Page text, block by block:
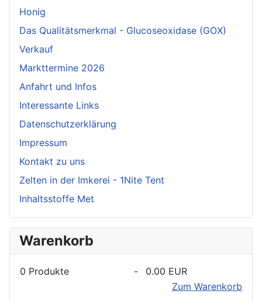
Honig
Das Qualitätsmerkmal - Glucoseoxidase (GOX)
Verkauf
Markttermine 2026
Anfahrt und Infos
Interessante Links
Datenschutzerklärung
Impressum
Kontakt zu uns
Zelten in der Imkerei - 1Nite Tent
Inhaltsstoffe Met
Warenkorb
0 Produkte -
0.00 EUR
Zum Warenkorb